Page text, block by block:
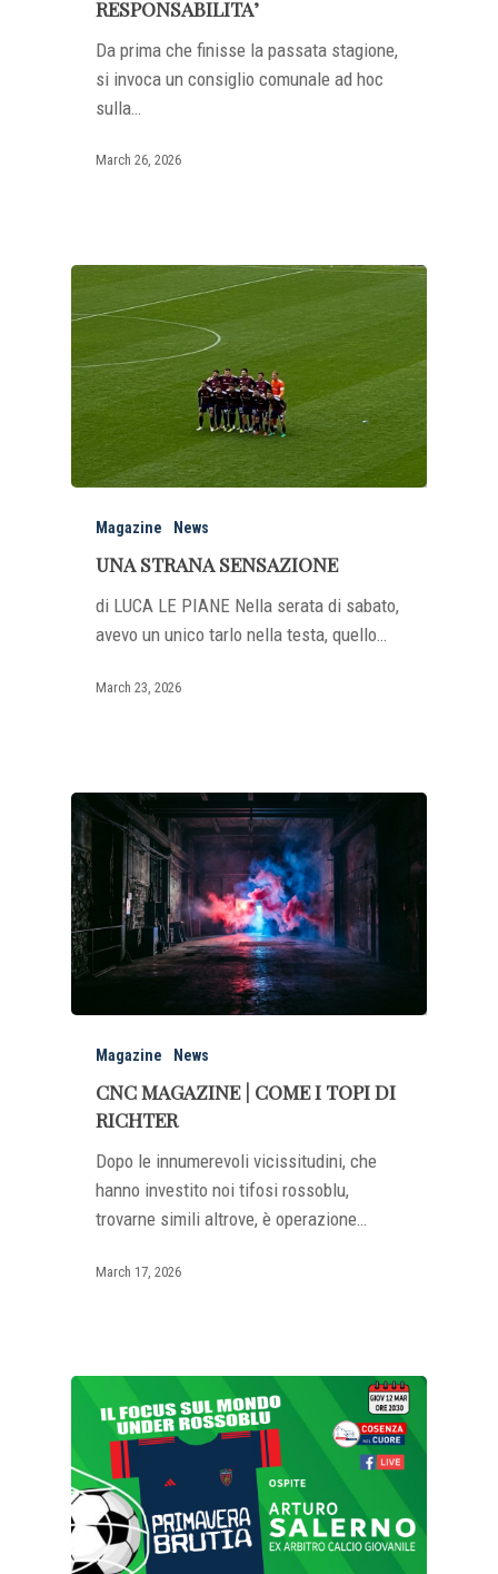
RESPONSABILITA’
Da prima che finisse la passata stagione,
si invoca un consiglio comunale ad hoc
sulla…
March 26, 2026
Magazine News
UNA STRANA SENSAZIONE
di LUCA LE PIANE Nella serata di sabato,
avevo un unico tarlo nella testa, quello…
March 23, 2026
Magazine News
CNC MAGAZINE | COME I TOPI DI
RICHTER
Dopo le innumerevoli vicissitudini, che
hanno investito noi tifosi rossoblu,
trovarne simili altrove, è operazione…
March 17, 2026